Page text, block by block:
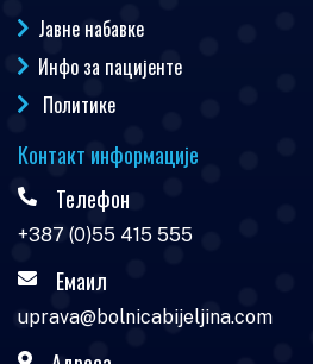
Јавне набавке
Инфо за пацијенте
Политике
Контакт информације
Телефон
+387 (0)55 415 555
Емаил
uprava@bolnicabijeljina.com